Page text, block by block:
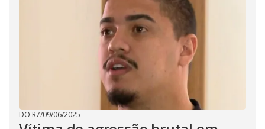
DO R7/09/06/2025